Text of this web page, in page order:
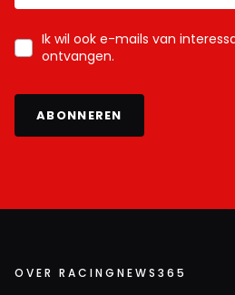
Ik wil ook e-mails van
ontvangen.
ABONNEREN
OVER RACINGNEWS365